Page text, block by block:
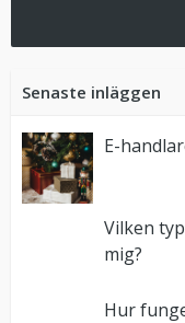
Senaste inläggen
E-
Vilken
mig?
Hur